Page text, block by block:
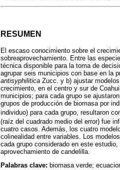
RESUMEN
El escaso conocimiento sobre el
sobreaprovechamiento. Entre las
técnica disponible para la toma de
agrupar seis municipios con base en la
antisyphilitica Zucc. y b) ajustar
crecimiento, en el centro y sur de
municipios; para cada grupo se
grupos de producción de biomasa por
individuo) para cada grupo, resultaron
(raíz del cuadrado medio del error) fue
cuatro casos. Además, los cuatro
colinealidad entre variables. Los
cada grupo considerado en este
aprovechamiento de candelilla.
Palabras clave: biomasa verde;